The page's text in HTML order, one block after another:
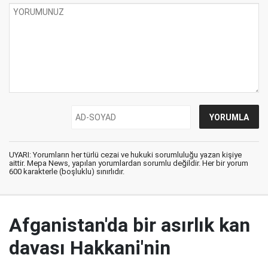
UYARI: Yorumların her türlü cezai ve hukuki sorumluluğu yazan kişiye
aittir. Mepa News, yapılan yorumlardan sorumlu değildir. Her bir yorum
600 karakterle (boşluklu) sınırlıdır.
Afganistan'da bir asırlık kan
davası Hakkani'nin